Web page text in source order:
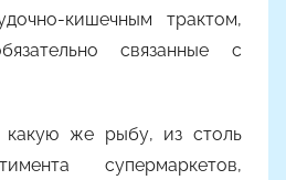
кишечным трактом,
связанные с
какую же рыбу, из столь
супермаркетов,